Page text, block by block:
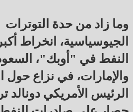
وما زاد من حدة التوترات
الجيوسياسية، انخراط
النفط في "أوبك"،
والإمارات، في نزاع حول
الرئيس الأمريكي